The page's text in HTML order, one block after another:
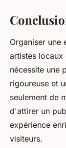
Organiser
artistes locaux
nécessite une
rigoureuse et
seulement de
d'attirer un
expérience
visiteurs.